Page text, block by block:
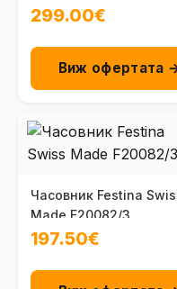
299.00€
Виж офертата
Часовник Festina
Made F20082/3
197.50€